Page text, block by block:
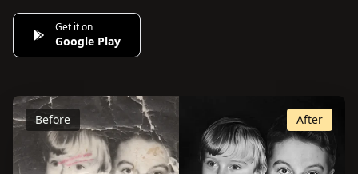
Get it on
Google Play
Before After